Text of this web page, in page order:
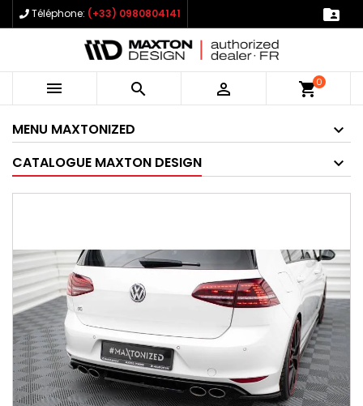
Téléphone: (+33) 0980804141 
   shopping_cart0
MENU MAXTONIZED
CATALOGUE MAXTON DESIGN